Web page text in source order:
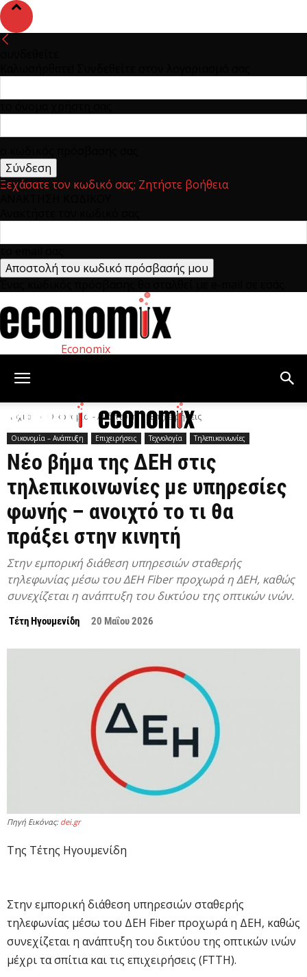
Ξεχάσατε τον κωδικό σας; Ζητήστε βοήθεια
Economix
Αρχική Οικονομία – Ανάπτυξη Επιχειρήσεις
Οικονομία – Ανάπτυξη Επιχειρήσεις Τεχνολογία Τηλεπικοινωνίες
Νέο βήμα της ΔΕΗ στις
τηλεπικοινωνίες με υπηρεσίες
φωνής – ανοιχτό το τι θα
πράξει στην κινητή
Στην εμπορική διάθεση υπηρεσιών σταθερής
τηλεφωνίας μέσω του ΔΕΗ Fiber προχωρά η ΔΕΗ, καθώς
συνεχίζεται η ανάπτυξη του δικτύου της οπτικών ινών.
Τέτη Ηγουμενίδη 20 Μαΐου 2026
Πηγή Εικόνας: dei.gr
Της Τέτης Ηγουμενίδη
Στην εμπορική διάθεση υπηρεσιών σταθερής
τηλεφωνίας μέσω του ΔΕΗ Fiber προχωρά η ΔΕΗ, καθώς
συνεχίζεται η ανάπτυξη του δικτύου της οπτικών ινών
μέχρι τα σπίτια και τις επιχειρήσεις (FTTH).